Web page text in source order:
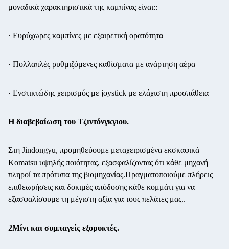
μοναδικά χαρακτηριστικά της καμπίνας είναι::
· Ευρύχωρες καμπίνες με εξαιρετική ορατότητα
· Πολλαπλές ρυθμιζόμενες καθίσματα με ανάρτηση αέρα
· Ενστικτώδης χειρισμός με joystick με ελάχιστη προσπάθεια
Η διαβεβαίωση του Τζιντόνγκγιου.
Στη Jindongyu, προμηθεύουμε μεταχειρισμένα εκσκαφικά
Komatsu υψηλής ποιότητας, εξασφαλίζοντας ότι κάθε μηχανή
πληροί τα πρότυπα της βιομηχανίας.Πραγματοποιούμε πλήρεις
επιθεωρήσεις και δοκιμές απόδοσης κάθε κομμάτι για να
εξασφαλίσουμε τη μέγιστη αξία για τους πελάτες μας..
2Μίνι και συμπαγείς εξορυκτές.